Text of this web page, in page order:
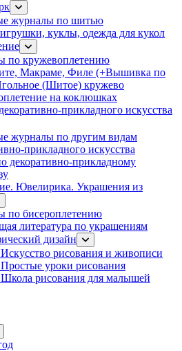
журналы по шитью
куклы, одежда для кукол
по кружевоплетению
Макраме, Филе (+Вышивка по
(Шитое) кружево
на коклюшках
прикладного искусства
журналы по другим видам
прикладного искусства
декоративно-прикладному
Ювелирика. Украшения из
по бисероплетению
литература по украшениям
дизайн
рисования и живописи
уроки рисования
рисования для малышей